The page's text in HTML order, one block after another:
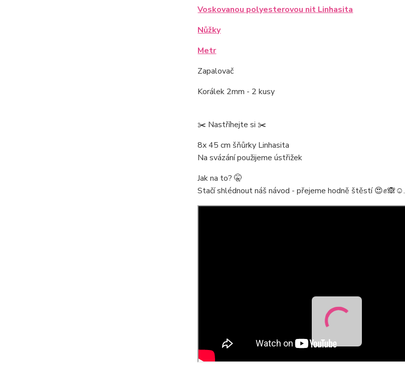
Voskovanou polyesterovou nit Linhasita
Nůžky
Metr
Zapalovač
Korálek 2mm - 2 kusy
✂️ Nastříhejte si ✂️
8x 45 cm šňůrky Linhasita
Na svázání použijeme ústřižek
Jak na to? 🤫
Stačí shlédnout náš návod - přejeme hodně štěstí 😍✊🙈☺️.